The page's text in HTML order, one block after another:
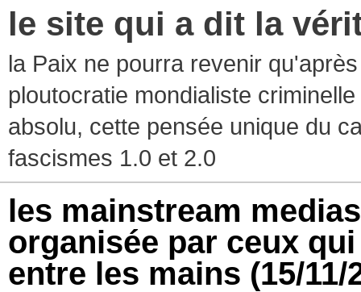
le site qui a dit la
la Paix ne pourra revenir
ploutocratie mondialiste
absolu, cette pensée unique du
fascismes 1.0 et 2.0
les mainstream
organisée par ceux
entre les mains (15/11/